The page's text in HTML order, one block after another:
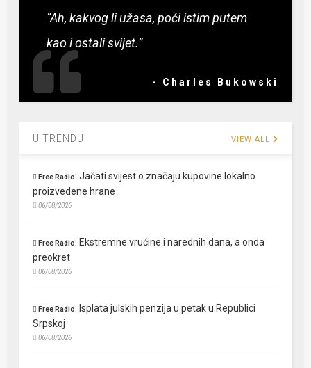
“Ah, kakvog li užasa, poći istim putem
kao i ostali svijet.”
- Charles Bukowski
U TRENDU VIEW ALL
Free Radio:Jačati svijest o značaju kupovine lokalno
proizvedene hrane
06/08/2026
Free Radio: Ekstremne vrućine i narednih dana, a onda
preokret
06/08/2026
Free Radio: Isplata julskih penzija u petak u Republici
Srpskoj
06/08/2026